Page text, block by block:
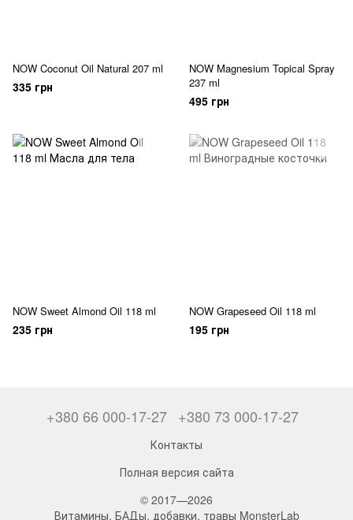
NOW Coconut Oil Natural 207 ml
335 грн
NOW Magnesium Topical Spray
237 ml
495 грн
NOW Sweet Almond Oil 118 ml
235 грн
NOW Grapeseed Oil 118 ml
195 грн
+380 66 000-17-27 +380 73 000-17-27
Контакты
Полная версия сайта
© 2017—2026
Витамины, БАДы, добавки, травы MonsterLab